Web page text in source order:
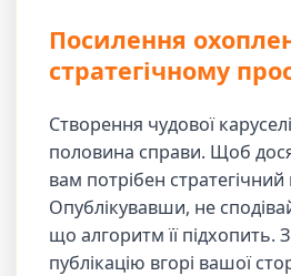
Посилення
стратегічному
Створення чудової
половина справи. Щоб
вам потрібен
Опублікувавши, не
що алгоритм її підхопить.
публікацію вгорі вашої